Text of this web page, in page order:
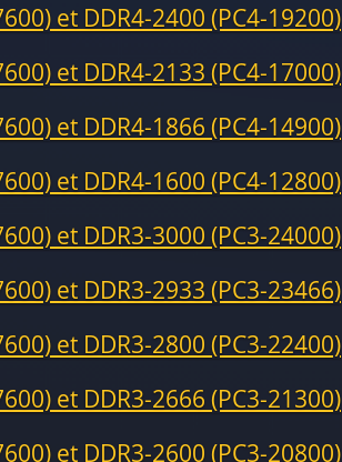
et DDR4-2400 (PC4-19200)
et DDR4-2133 (PC4-17000)
et DDR4-1866 (PC4-14900)
et DDR4-1600 (PC4-12800)
et DDR3-3000 (PC3-24000)
et DDR3-2933 (PC3-23466)
et DDR3-2800 (PC3-22400)
et DDR3-2666 (PC3-21300)
et DDR3-2600 (PC3-20800)